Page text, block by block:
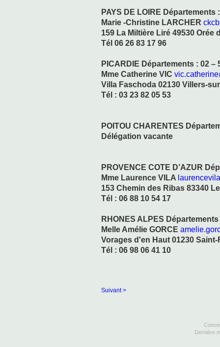
PAYS DE LOIRE Départements
Marie -Christine LARCHER
159 La Miltière Liré 49530 Orée
Tél 06 26 83 17 96
PICARDIE Départements : 02 –
Mme Catherine VIC
Villa Faschoda 02130 Villers-
Tél : 03 23 82 05 53
POITOU CHARENTES
Délégation vacante
PROVENCE COTE D’AZUR
Mme Laurence VILA
153 Chemin des Ribas 83340
Tél : 06 88 10 54 17
RHONES ALPES Départements
Melle Amélie GORCE
Vorages d'en Haut 01230
Tél : 06 98 06 41 10
Suivant >
Dernière